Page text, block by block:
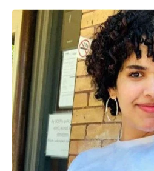
اقتصاد
سيارات
علوم وتكنولوجيا
تعليم
وظائف خالية
عروض